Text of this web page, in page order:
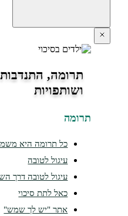
תרומה, התנדבות
ושותפויות
תרומה
כל תרומה היא משמעותית
עיגול לטובה
עיגול לטובה דרך השכר
כאל לתת סיכוי
אתר "יש לך שמש"